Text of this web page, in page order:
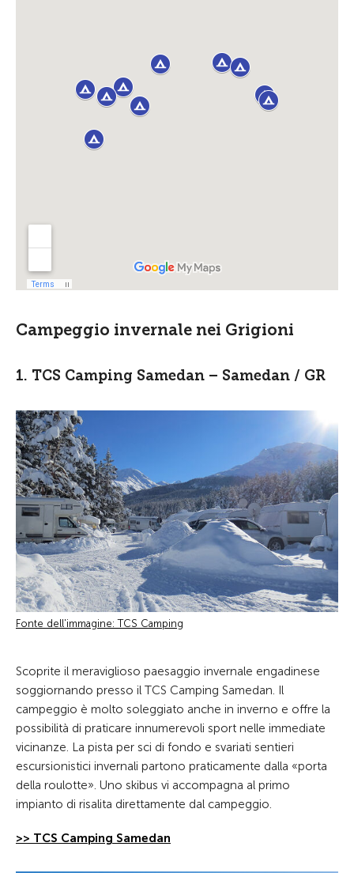
Campeggio invernale nei Grigioni
1. TCS Camping Samedan – Samedan / GR
Fonte dell'immagine: TCS Camping
Scoprite il meraviglioso paesaggio invernale engadinese
soggiornando presso il TCS Camping Samedan. Il
campeggio è molto soleggiato anche in inverno e offre la
possibilità di praticare innumerevoli sport nelle immediate
vicinanze. La pista per sci di fondo e svariati sentieri
escursionistici invernali partono praticamente dalla «porta
della roulotte». Uno skibus vi accompagna al primo
impianto di risalita direttamente dal campeggio.
>> TCS Camping Samedan